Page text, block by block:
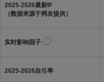
2025-2026最新IF
（数据来源于网友提供）
实时影响因子
2025-2026自引率